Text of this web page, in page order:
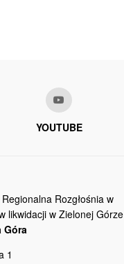
YOUTUBE
Rozgłośnia w
likwidacji w Zielonej Górze
Góra
1